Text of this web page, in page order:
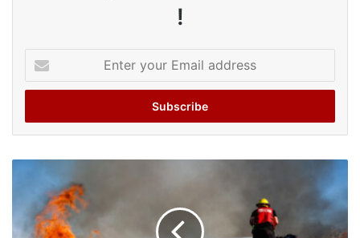
!
your
Email